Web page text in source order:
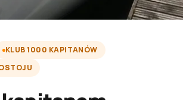
KLUB 1000 KAPITANÓW